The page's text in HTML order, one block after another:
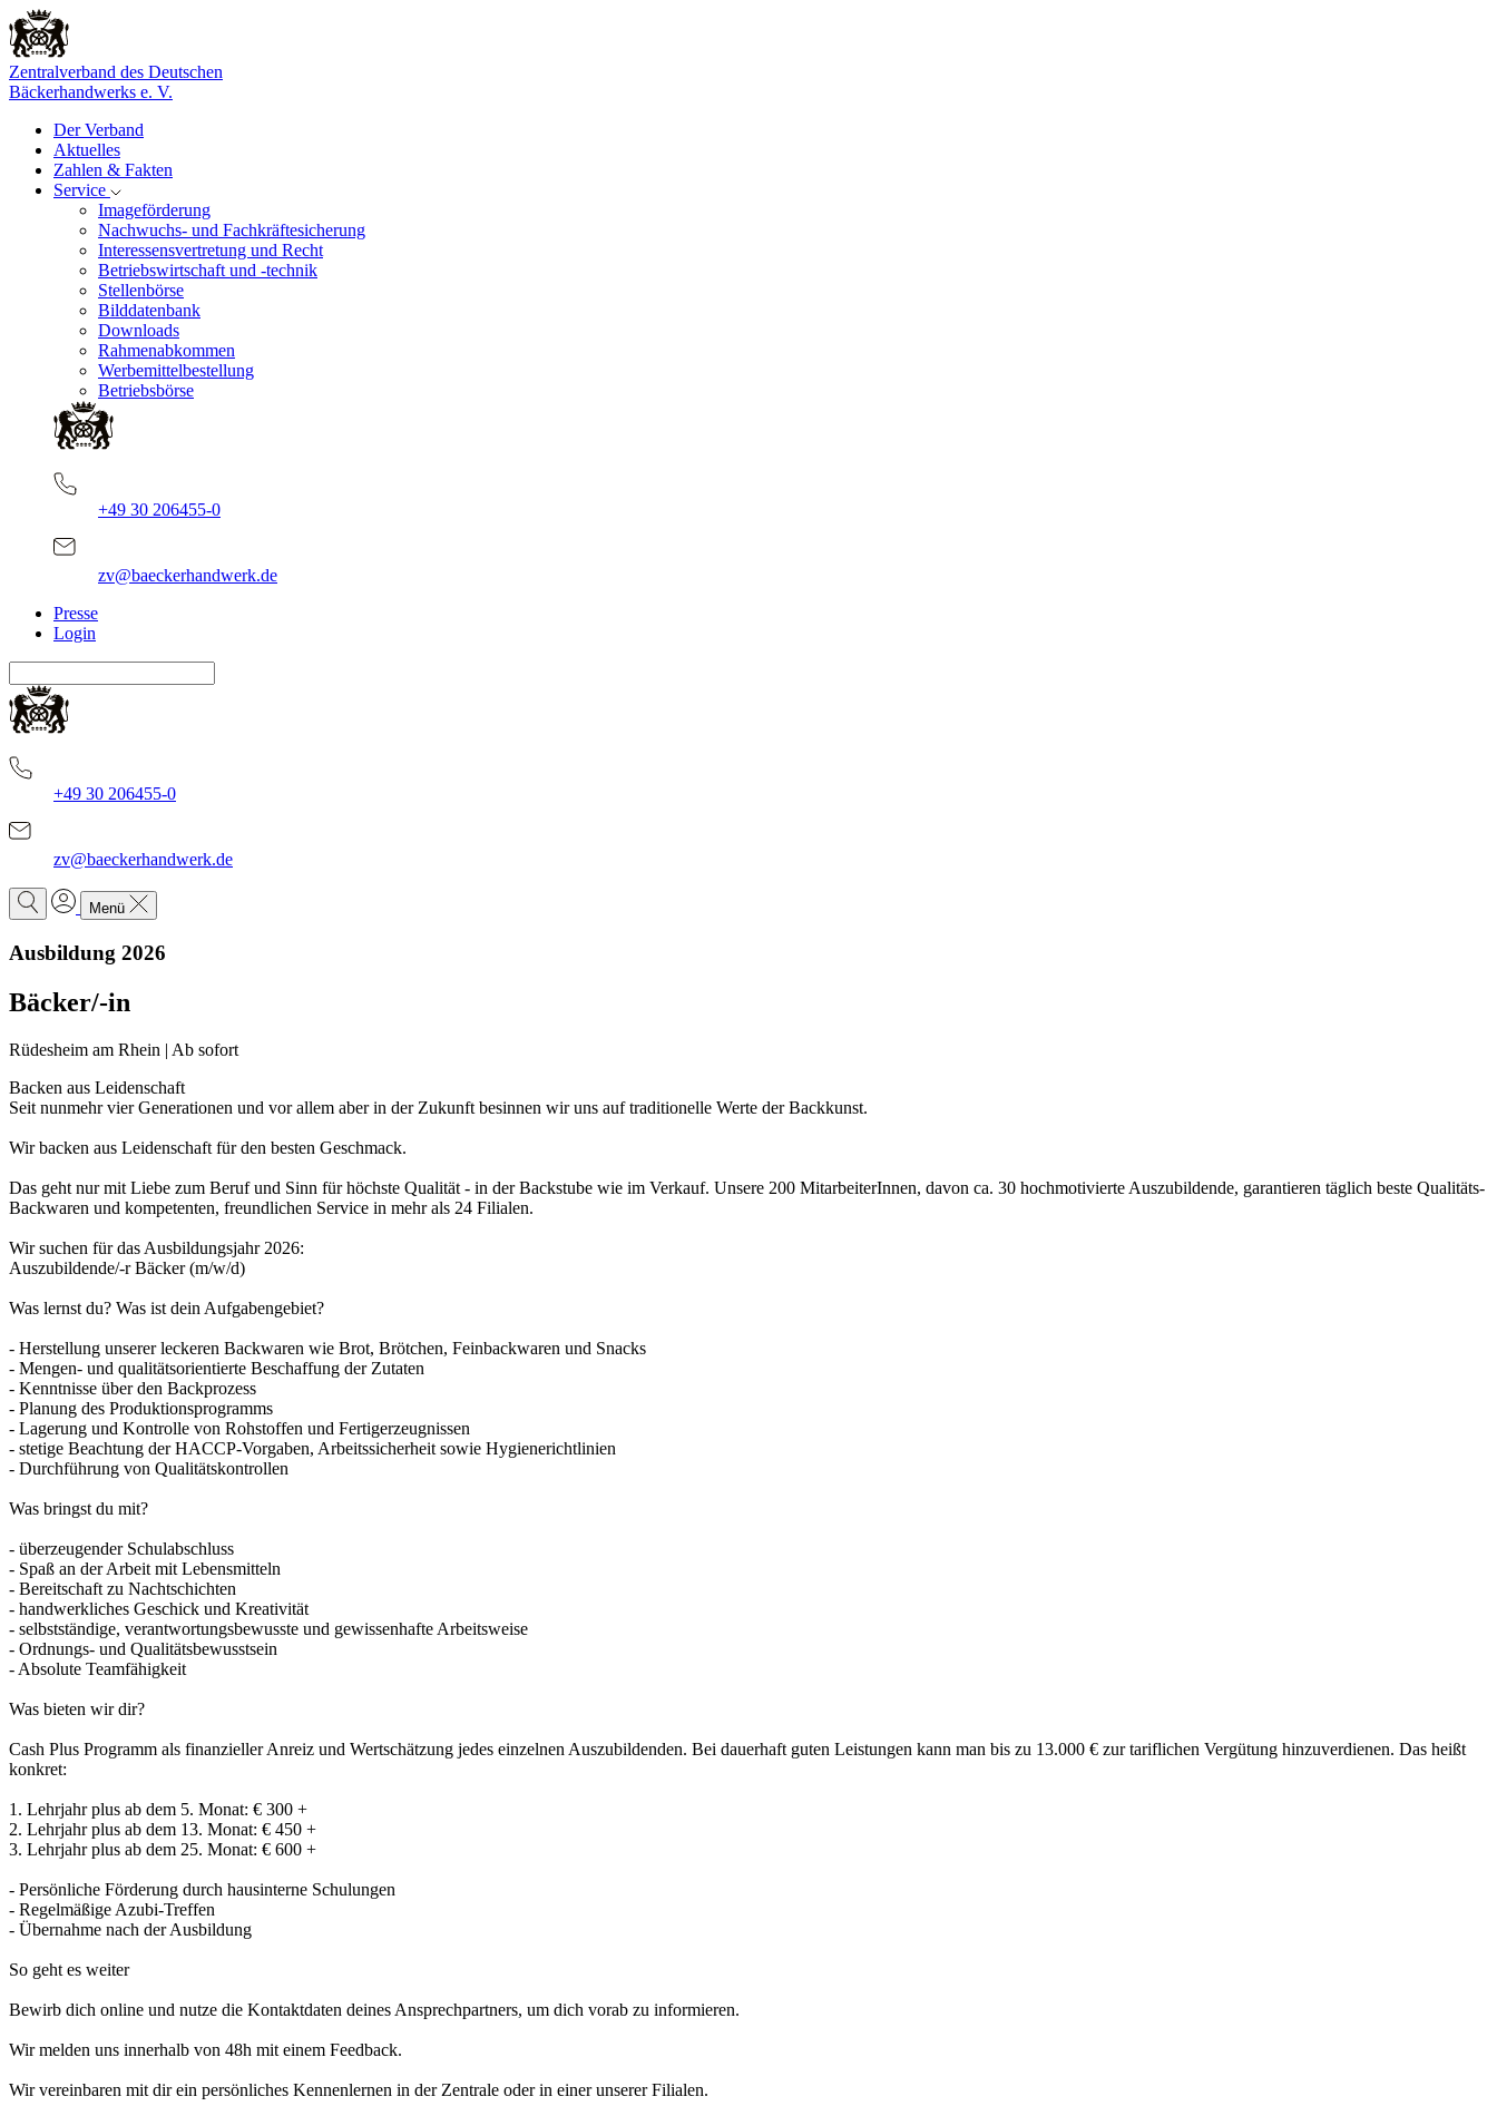
Zentralverband des Deutschen
Bäckerhandwerks e. V.
Der Verband
Aktuelles
Zahlen & Fakten
Service
Imageförderung
Nachwuchs- und Fachkräftesicherung
Interessensvertretung und Recht
Betriebswirtschaft und -technik
Stellenbörse
Bilddatenbank
Downloads
Rahmenabkommen
Werbemittelbestellung
Betriebsbörse
+49 30 206455-0
zv@baeckerhandwerk.de
Presse
Login
+49 30 206455-0
zv@baeckerhandwerk.de
Menü
Ausbildung 2026
Bäcker/-in
Rüdesheim am Rhein | Ab sofort
Backen aus Leidenschaft
Seit nunmehr vier Generationen und vor allem aber in der Zukunft besinnen wir uns auf traditionelle Werte der Backkunst.
Wir backen aus Leidenschaft für den besten Geschmack.
Das geht nur mit Liebe zum Beruf und Sinn für höchste Qualität - in der Backstube wie im Verkauf. Unsere 200 MitarbeiterInnen, davon ca. 30 hochmotivierte Auszubildende, garantieren täglich beste Qualitäts-
Backwaren und kompetenten, freundlichen Service in mehr als 24 Filialen.
Wir suchen für das Ausbildungsjahr 2026:
Auszubildende/-r Bäcker (m/w/d)
Was lernst du? Was ist dein Aufgabengebiet?
- Herstellung unserer leckeren Backwaren wie Brot, Brötchen, Feinbackwaren und Snacks
- Mengen- und qualitätsorientierte Beschaffung der Zutaten
- Kenntnisse über den Backprozess
- Planung des Produktionsprogramms
- Lagerung und Kontrolle von Rohstoffen und Fertigerzeugnissen
- stetige Beachtung der HACCP-Vorgaben, Arbeitssicherheit sowie Hygienerichtlinien
- Durchführung von Qualitätskontrollen
Was bringst du mit?
- überzeugender Schulabschluss
- Spaß an der Arbeit mit Lebensmitteln
- Bereitschaft zu Nachtschichten
- handwerkliches Geschick und Kreativität
- selbstständige, verantwortungsbewusste und gewissenhafte Arbeitsweise
- Ordnungs- und Qualitätsbewusstsein
- Absolute Teamfähigkeit
Was bieten wir dir?
Cash Plus Programm als finanzieller Anreiz und Wertschätzung jedes einzelnen Auszubildenden. Bei dauerhaft guten Leistungen kann man bis zu 13.000 € zur tariflichen Vergütung hinzuverdienen. Das heißt
konkret:
1. Lehrjahr plus ab dem 5. Monat: € 300 +
2. Lehrjahr plus ab dem 13. Monat: € 450 +
3. Lehrjahr plus ab dem 25. Monat: € 600 +
- Persönliche Förderung durch hausinterne Schulungen
- Regelmäßige Azubi-Treffen
- Übernahme nach der Ausbildung
So geht es weiter
Bewirb dich online und nutze die Kontaktdaten deines Ansprechpartners, um dich vorab zu informieren.
Wir melden uns innerhalb von 48h mit einem Feedback.
Wir vereinbaren mit dir ein persönliches Kennenlernen in der Zentrale oder in einer unserer Filialen.